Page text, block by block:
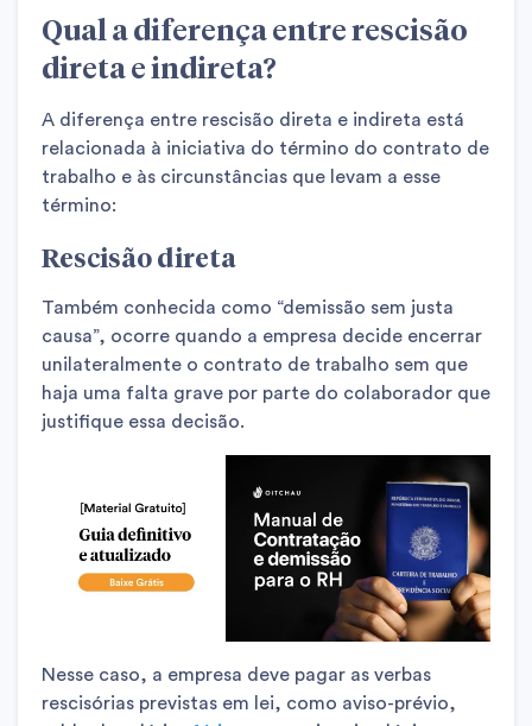
Qual a diferença entre rescisão
direta e indireta?
A diferença entre rescisão direta e indireta está
relacionada à iniciativa do término do contrato de
trabalho e às circunstâncias que levam a esse
término:
Rescisão direta
Também conhecida como “demissão sem justa
causa”, ocorre quando a empresa decide encerrar
unilateralmente o contrato de trabalho sem que
haja uma falta grave por parte do colaborador que
justifique essa decisão.
Nesse caso, a empresa deve pagar as verbas
rescisórias previstas em lei, como aviso-prévio,